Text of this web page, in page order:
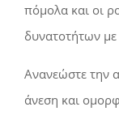
πόμολα και οι
δυνατοτήτων
Ανανεώστε την
άνεση και